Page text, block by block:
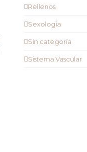
Rellenos
Sexología
Sin categoría
Sistema Vascular